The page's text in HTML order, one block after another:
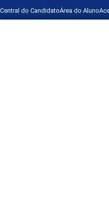
Central do CandidatoÁrea do Aluno